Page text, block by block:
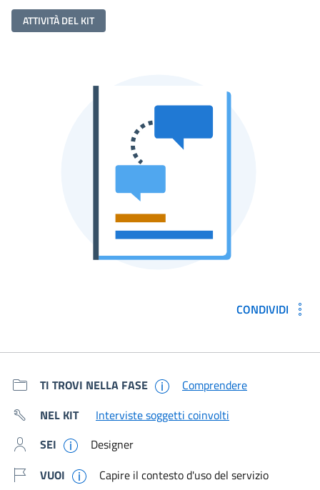
ATTIVITÀ DEL KIT
CONDIVIDI
TI TROVI NELLA FASE
Comprendere
NEL KIT
Interviste soggetti coinvolti
SEI
Designer
VUOI
Capire il contesto d'uso del servizio